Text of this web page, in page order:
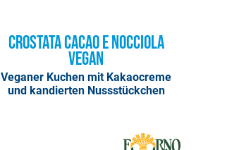
Crostata Cacao e Nocciola
Vegan
Veganer Kuchen mit Kakaocreme
und kandierten Nussstückchen